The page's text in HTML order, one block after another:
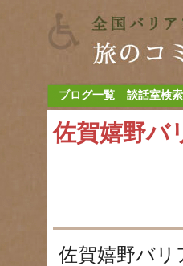
ブログ一覧 談話室検索
佐賀嬉野バ
佐賀嬉野バリ